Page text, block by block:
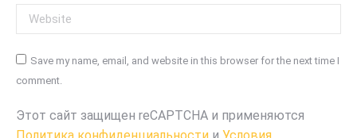
Website
Save my name, email, and website in this browser for the next time I
comment.
Этот сайт защищен reCAPTCHA и применяются